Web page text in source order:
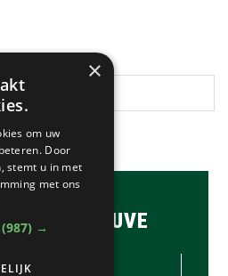
& BAR MAUVE
//
×
om uw
Door
stemt u in met
met ons
(987) →